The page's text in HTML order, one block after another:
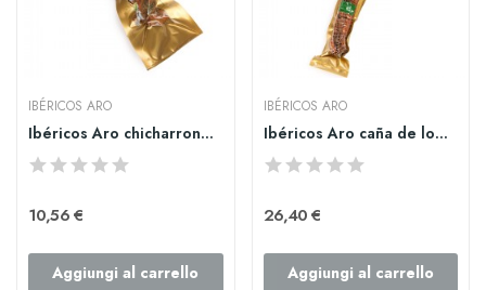
IBÉRICOS ARO
Ibéricos Aro chicharrones ibericos secos al...
10,56 €
Aggiungi al carrello
IBÉRICOS ARO
Ibéricos Aro caña de lomo ibérico de bellota 800gr
26,40 €
Aggiungi al carrello